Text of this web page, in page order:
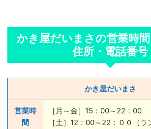
かき屋だいまさの営業時間
住所・電話番号
かき屋だいまさ
営業時
間
［月～金］15：00～22：00
［土］12：00～22：００（ラ